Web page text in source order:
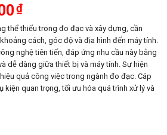
₫Giá
tại
là:
500.000₫.
thể thiếu trong đo đạc và xây dựng, cần
cách, góc độ và địa hình đến máy tính.
nghệ tiên tiến, đáp ứng nhu cầu này bằng
dễ dàng giữa thiết bị và máy tính. Sự hiện
quả công việc trong ngành đo đạc. Cáp
kiện quan trọng, tối ưu hóa quá trình xử lý và